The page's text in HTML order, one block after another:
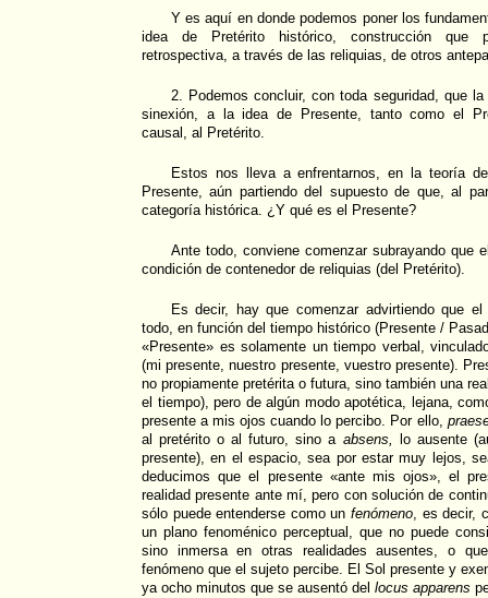
Y es aquí en donde podemos poner los
idea de Pretérito histórico, construcción que
retrospectiva, a través de las reliquias, de otros
2. Podemos concluir, con toda seguridad, que
sinexión, a la idea de Presente, tanto como el
causal, al Pretérito.
Estos nos lleva a enfrentarnos, en la teoría
Presente, aún partiendo del supuesto de que, al
categoría histórica. ¿Y qué es el Presente?
Ante todo, conviene comenzar subrayando que
condición de contenedor de reliquias (del Pretérito).
Es decir, hay que comenzar advirtiendo que
todo, en función del tiempo histórico (Presente /
«Presente» es solamente un tiempo verbal,
(mi presente, nuestro presente, vuestro presente).
no propiamente pretérita o futura, sino también una
el tiempo), pero de algún modo apotética, lejana,
presente a mis ojos cuando lo percibo. Por ello,
al pretérito o al futuro, sino a absens, lo ausente
presente), en el espacio, sea por estar muy lejos,
deducimos que el presente «ante mis ojos», el
realidad presente ante mí, pero con solución de
sólo puede entenderse como un fenómeno, es decir,
un plano fenoménico perceptual, que no puede
sino inmersa en otras realidades ausentes, o
fenómeno que el sujeto percibe. El Sol presente y
ya ocho minutos que se ausentó del locus apparens